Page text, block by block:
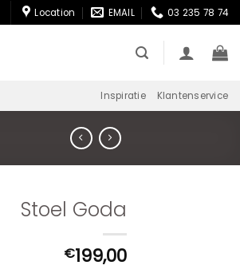
Location EMAIL 03 235 78 74
Inspiratie Klantenservice
Stoel Goda
€199,00